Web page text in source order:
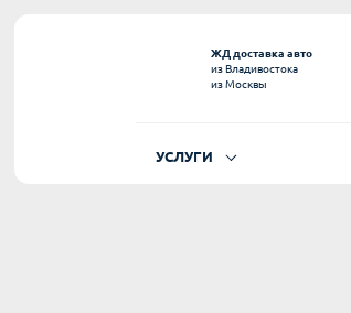
ЖД доставка авто
из Владивостока
из Москвы
УСЛУГИ